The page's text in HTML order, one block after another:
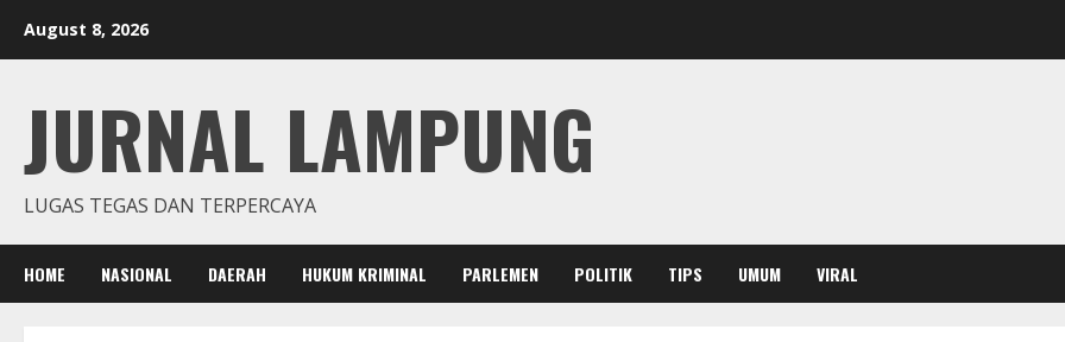
August 8, 2026
JURNAL LAMPUNG
LUGAS TEGAS DAN TERPERCAYA
HOME NASIONAL DAERAH HUKUM KRIMINAL PARLEMEN POLITIK TIPS UMUM VIRAL